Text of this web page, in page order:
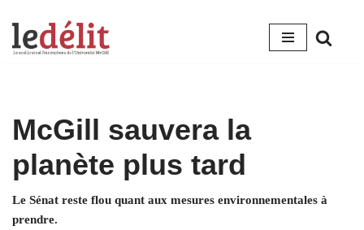
Aller
McGill sauvera la
planète plus tard
Le Sénat reste flou quant aux mesures environnementales à
prendre.